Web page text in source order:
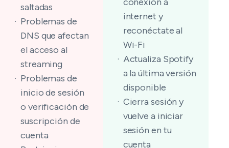
saltadas
Problemas de
DNS que afectan
el acceso al
streaming
Problemas de
inicio de sesión
o verificación de
suscripción de
cuenta
internet y
reconéctate al
Wi-Fi
Actualiza Spotify
a la última versión
disponible
Cierra sesión y
vuelve a iniciar
sesión en tu
cuenta